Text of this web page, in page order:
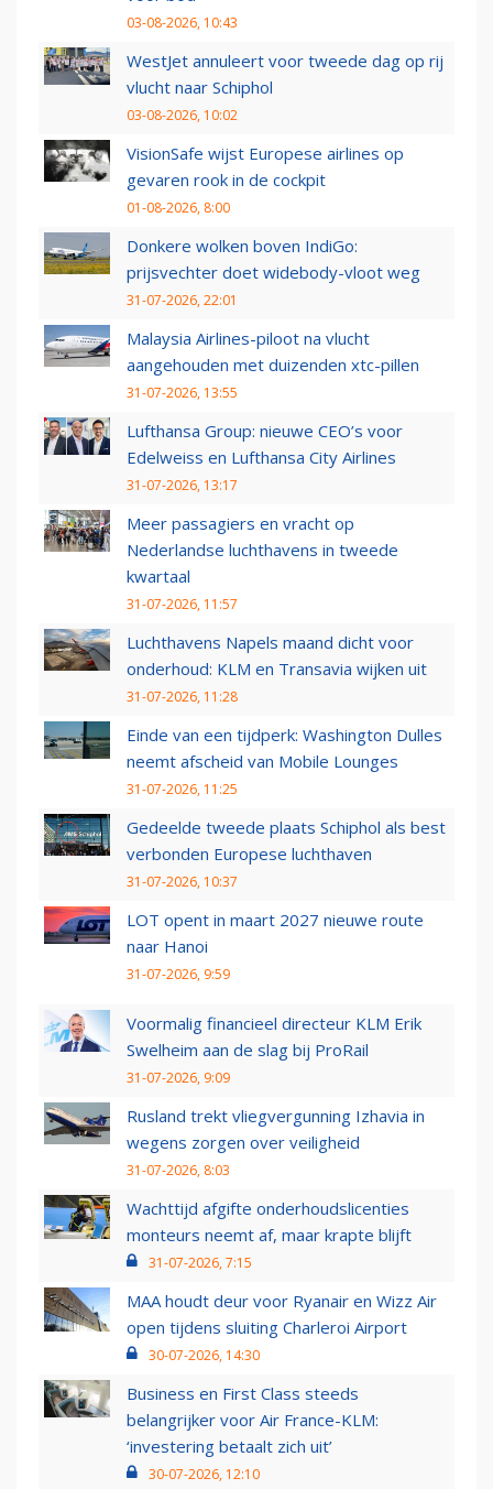
03-08-2026, 10:43
WestJet annuleert voor tweede dag op rij
vlucht naar Schiphol
03-08-2026, 10:02
VisionSafe wijst Europese airlines op
gevaren rook in de cockpit
01-08-2026, 8:00
Donkere wolken boven IndiGo:
prijsvechter doet widebody-vloot weg
31-07-2026, 22:01
Malaysia Airlines-piloot na vlucht
aangehouden met duizenden xtc-pillen
31-07-2026, 13:55
Lufthansa Group: nieuwe CEO’s voor
Edelweiss en Lufthansa City Airlines
31-07-2026, 13:17
Meer passagiers en vracht op
Nederlandse luchthavens in tweede
kwartaal
31-07-2026, 11:57
Luchthavens Napels maand dicht voor
onderhoud: KLM en Transavia wijken uit
31-07-2026, 11:28
Einde van een tijdperk: Washington Dulles
neemt afscheid van Mobile Lounges
31-07-2026, 11:25
Gedeelde tweede plaats Schiphol als best
verbonden Europese luchthaven
31-07-2026, 10:37
LOT opent in maart 2027 nieuwe route
naar Hanoi
31-07-2026, 9:59
Voormalig financieel directeur KLM Erik
Swelheim aan de slag bij ProRail
31-07-2026, 9:09
Rusland trekt vliegvergunning Izhavia in
wegens zorgen over veiligheid
31-07-2026, 8:03
Wachttijd afgifte onderhoudslicenties
monteurs neemt af, maar krapte blijft
31-07-2026, 7:15
MAA houdt deur voor Ryanair en Wizz Air
open tijdens sluiting Charleroi Airport
30-07-2026, 14:30
Business en First Class steeds
belangrijker voor Air France-KLM:
‘investering betaalt zich uit’
30-07-2026, 12:10